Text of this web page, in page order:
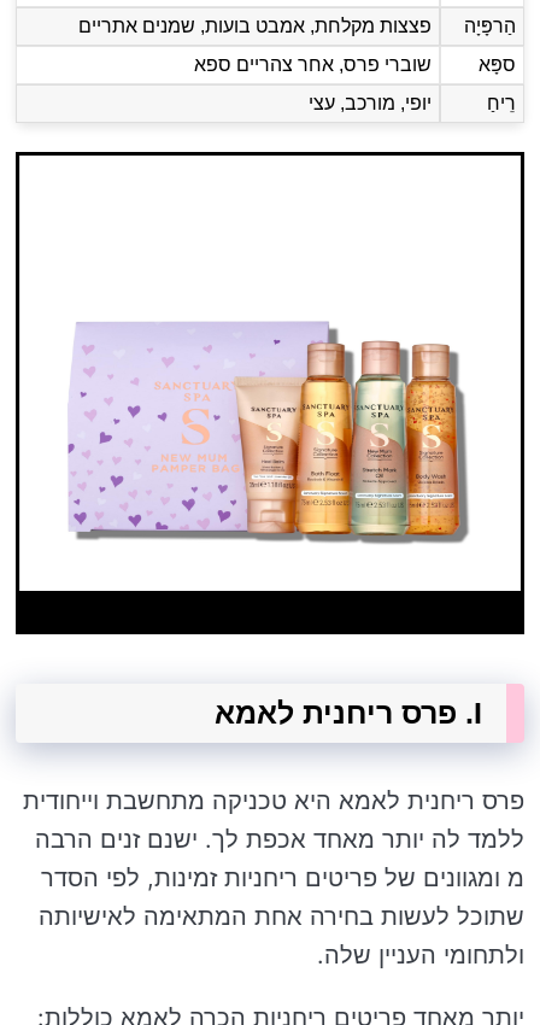
הַרפָּיָה
פצצות מקלחת, אמבט בועות, שמנים אתריים
ספָּא
שוברי פרס, אחר צהריים ספא
רֵיחַ
יופי, מורכב, עצי
I. פרס ריחנית לאמא
פרס ריחנית לאמא היא טכניקה מתחשבת וייחודית
ללמד לה יותר מאחד אכפת לך. ישנם זנים הרבה
מ ומגוונים של פריטים ריחניות זמינות, לפי הסדר
שתוכל לעשות בחירה אחת המתאימה לאישיותה
ולתחומי העניין שלה.
יותר מאחד פריטים ריחניות הכרה לאמא כוללות: